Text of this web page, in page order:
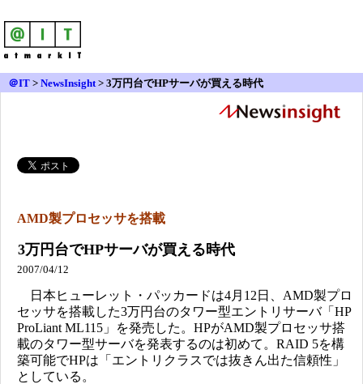
＠IT > NewsInsight> 3万円台でHPサーバが買える時代
AMD製プロセッサを搭載
3万円台でHPサーバが買える時代
2007/04/12
日本ヒューレット・パッカードは4月12日、AMD製プロ
セッサを搭載した3万円台のタワー型エントリサーバ「HP
ProLiant ML115」を発売した。HPがAMD製プロセッサ搭
載のタワー型サーバを発表するのは初めて。RAID 5を構
築可能でHPは「エントリクラスでは抜きん出た信頼性」
としている。